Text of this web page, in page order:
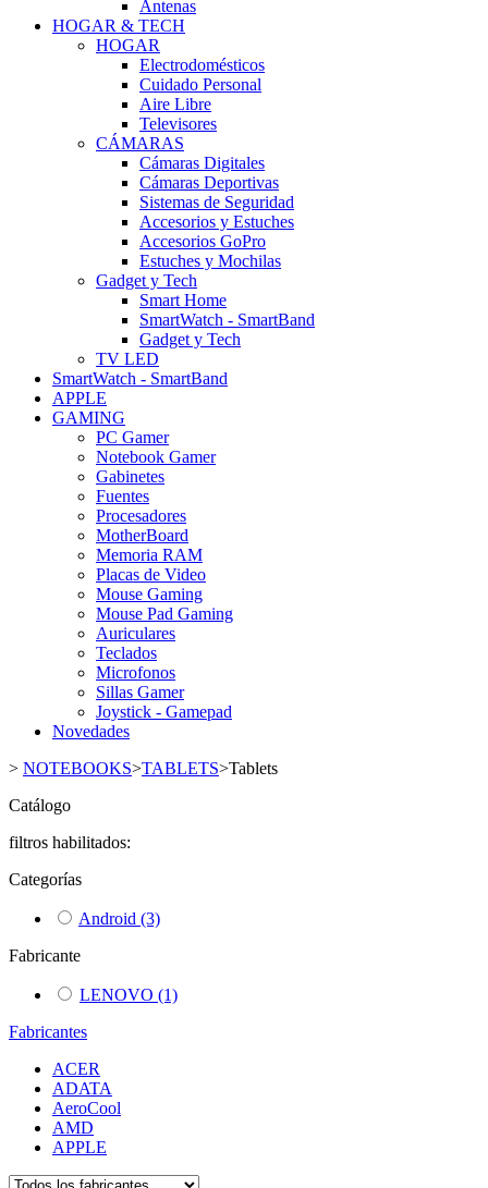
Antenas
HOGAR & TECH
HOGAR
Electrodomésticos
Cuidado Personal
Aire Libre
Televisores
CÁMARAS
Cámaras Digitales
Cámaras Deportivas
Sistemas de Seguridad
Accesorios y Estuches
Accesorios GoPro
Estuches y Mochilas
Gadget y Tech
Smart Home
SmartWatch - SmartBand
Gadget y Tech
TV LED
SmartWatch - SmartBand
APPLE
GAMING
PC Gamer
Notebook Gamer
Gabinetes
Fuentes
Procesadores
MotherBoard
Memoria RAM
Placas de Video
Mouse Gaming
Mouse Pad Gaming
Auriculares
Teclados
Microfonos
Sillas Gamer
Joystick - Gamepad
Novedades
> NOTEBOOKS>TABLETS>Tablets
Catálogo
filtros habilitados:
Categorías
Android (3)
Fabricante
LENOVO (1)
Fabricantes
ACER
ADATA
AeroCool
AMD
APPLE